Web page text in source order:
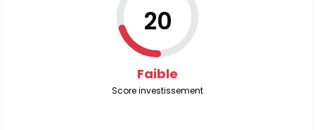
20
Faible
Score investissement